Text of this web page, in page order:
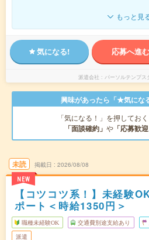
もっと見
気になる! 応募へ進む
派遣会社 パーソルテンプス
興味があったら「★気にな
「気になる！」を押してお
「面談確約」 や 「応募歓迎
未読
NEW
掲載日 2026/08/08
【コツコツ系！】未経験
ポート＜時給1350円＞
職種未経験OK 交通費別途支給あり
派遣